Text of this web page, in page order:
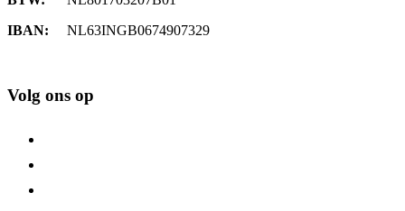
IBAN: NL63INGB0674907329
Volg ons op